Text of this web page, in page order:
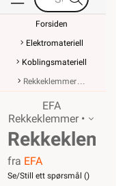
Forsiden
Elektromateriell
Koblingsmateriell
Rekkeklemmer
EFA
Rekkeklemmer •
Rekkeklemme
WK 6/U
fra EFA
Se/Still ett spørsmål ()